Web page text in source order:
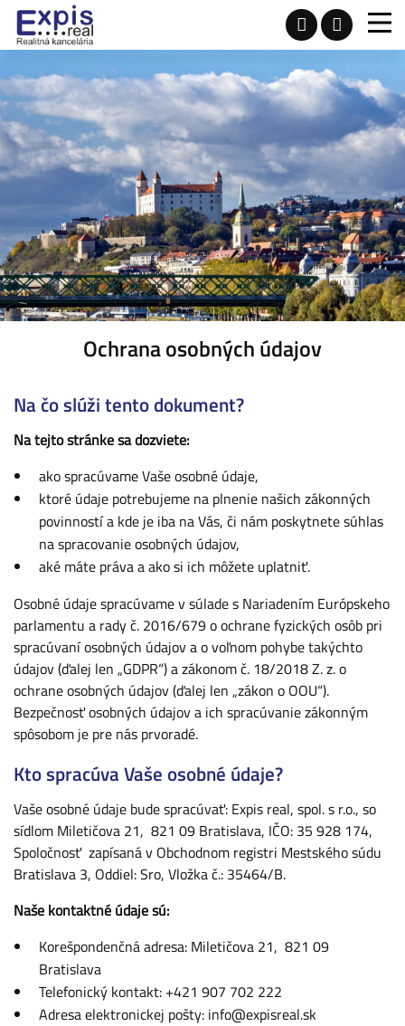
Ochrana osobných údajov
Na čo slúži tento dokument?
Na tejto stránke sa dozviete:
ako spracúvame Vaše osobné údaje,
ktoré údaje potrebujeme na plnenie našich zákonných
povinností a kde je iba na Vás, či nám poskytnete súhlas
na spracovanie osobných údajov,
aké máte práva a ako si ich môžete uplatniť.
Osobné údaje spracúvame v súlade s Nariadením Európskeho
parlamentu a rady č. 2016/679 o ochrane fyzických osôb pri
spracúvaní osobných údajov a o voľnom pohybe takýchto
údajov (ďalej len „GDPR“) a zákonom č. 18/2018 Z. z. o
ochrane osobných údajov (ďalej len „zákon o OOU“).
Bezpečnosť osobných údajov a ich spracúvanie zákonným
spôsobom je pre nás prvoradé.
Kto spracúva Vaše osobné údaje?
Vaše osobné údaje bude spracúvať: Expis real, spol. s r.o., so
sídlom Miletičova 21, 821 09 Bratislava, IČO: 35 928 174,
Spoločnosť zapísaná v Obchodnom registri Mestského súdu
Bratislava 3, Oddiel: Sro, Vložka č.: 35464/B.
Naše kontaktné údaje sú:
Korešpondenčná adresa: Miletičova 21, 821 09
Bratislava
Telefonický kontakt: +421 907 702 222
Adresa elektronickej pošty: info@expisreal.sk